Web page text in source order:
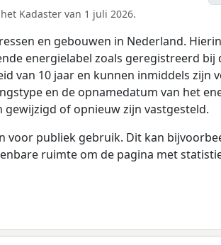
Kadaster van 1 juli 2026.
en gebouwen in Nederland.
energielabel zoals geregistreerd bij
van 10 jaar en kunnen inmiddels zijn
en de opnamedatum van het
gewijzigd of opnieuw zijn vastgesteld.
publiek gebruik. Dit kan
ruimte om de pagina met